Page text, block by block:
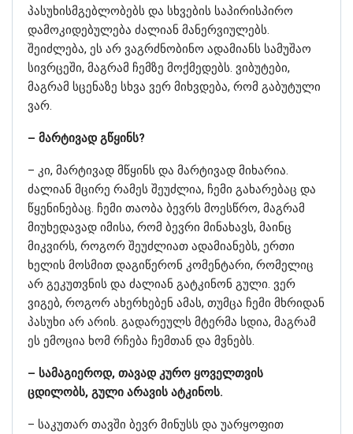
პასუხისმგებლობებს და სხვების საპირისპირო
დამოკიდებულება ძალიან მანერვიულებს.
შეიძლება, ეს არ ვაგრძნობინო ადამიანს სამუშაო
სივრცეში, მაგრამ ჩემზე მოქმედებს. ვიბუტები,
მაგრამ სცენაზე სხვა ვერ მიხვდება, რომ გაბუტული
ვარ.
– მარტივად გწყინს?
– კი, მარტივად მწყინს და მარტივად მიხარია.
ძალიან მცირე რამეს შეუძლია, ჩემი გახარებაც და
წყენინებაც. ჩემი თაობა ბევრს მოესწრო, მაგრამ
მიუხედავად იმისა, რომ ბევრი მინახავს, მაინც
მიკვირს, როგორ შეუძლიათ ადამიანებს, ერთი
ხელის მოსმით დაგიწერონ კომენტარი, რომელიც
არ გეკუთვნის და ძალიან გატკინონ გული. ვერ
ვიგებ, როგორ ახერხებენ ამას, თუმცა ჩემი მხრიდან
პასუხი არ არის. გადარეულს მტერმა სდია, მაგრამ
ეს ემოცია ხომ რჩება ჩემთან და მვნებს.
– სამაგიეროდ, თავად კურო ყოველთვის
ცდილობს, გული არავის ატკინოს.
– საკუთარ თავში ბევრ მინუსს და უარყოფით